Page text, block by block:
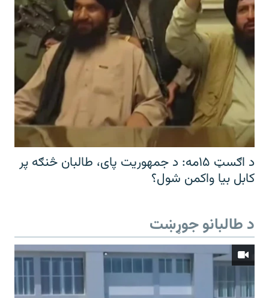
د اګسټ ۱۵مه: د جمهوریت پای، طالبان څنګه پر
کابل بیا واکمن شول؟
د طالبانو جوړښت